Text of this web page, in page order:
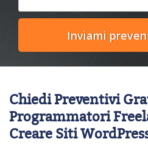
Chiedi Preventivi
Programmatori
Creare Siti